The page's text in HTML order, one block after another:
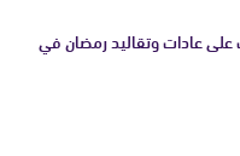
عادات وتقاليد رمضان في